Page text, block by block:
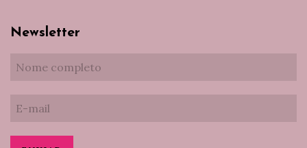
Newsletter